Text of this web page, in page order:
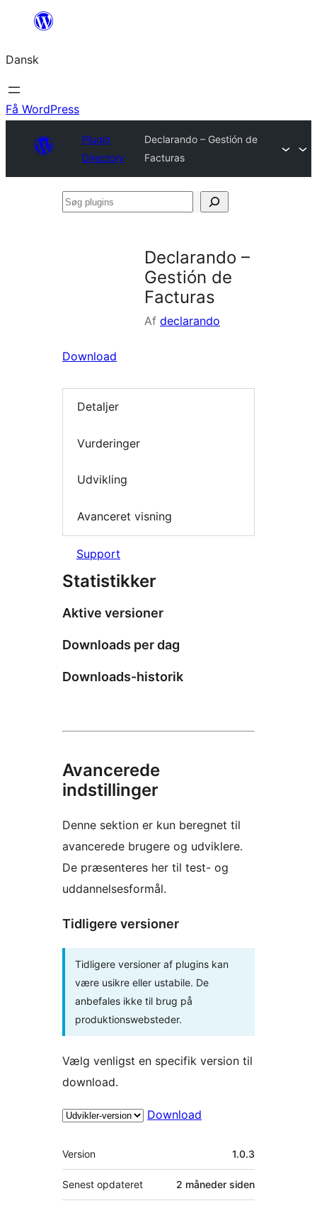
Spring
indhold
Dansk
Få WordPress
Plugin
Directory
Declarando – Gestión de
Facturas
Søg
Declarando –
Gestión de
Facturas
Af declarando
Download
Detaljer
Vurderinger
Udvikling
Avanceret visning
Support
Statistikker
Aktive versioner
Downloads per dag
Downloads-historik
Avancerede
indstillinger
Denne sektion er kun beregnet til
avancerede brugere og udviklere.
De præsenteres her til test- og
uddannelsesformål.
Tidligere versioner
Tidligere versioner af plugins kan
være usikre eller ustabile. De
anbefales ikke til brug på
produktionswebsteder.
Vælg venligst en specifik version til
download.
Download
Meta
Version 1.0.3
Senest opdateret 2 måneder siden